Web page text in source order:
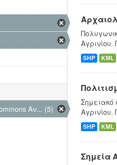
Αγρινίου.
SHP KML
Σημειακό
Αγρινίου.
SHP KML
Σημεία
Αν... (5)